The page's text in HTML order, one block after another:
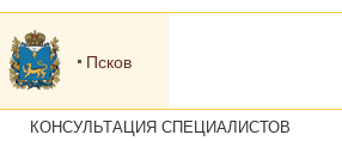
Псков
КОНСУЛЬТАЦИЯ СПЕЦИАЛИСТОВ